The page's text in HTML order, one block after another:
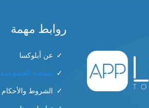
روابط مهمة
عن أبلوكسا
سياسة الخصوصية
الشروط والأحكام